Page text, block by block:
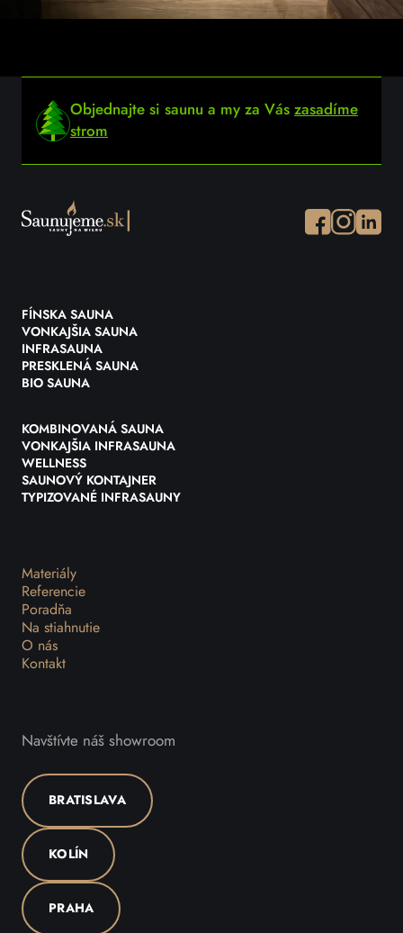
Objednajte si saunu a my za Vás zasadíme
strom
Facebook
Instagram
FÍNSKA SAUNA
VONKAJŠIA SAUNA
INFRASAUNA
PRESKLENÁ SAUNA
BIO SAUNA
KOMBINOVANÁ SAUNA
VONKAJŠIA INFRASAUNA
WELLNESS
SAUNOVÝ KONTAJNER
TYPIZOVANÉ INFRASAUNY
Materiály
Referencie
Poradňa
Na stiahnutie
O nás
Kontakt
Navštívte náš showroom
BRATISLAVA
KOLÍN
PRAHA